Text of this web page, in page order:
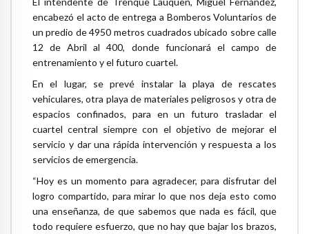
encabezó el acto de entrega a Bomberos Voluntarios de
un predio de 4950 metros cuadrados ubicado sobre calle
12 de Abril al 400, donde funcionará el campo de
entrenamiento y el futuro cuartel.
En el lugar, se prevé instalar la playa de rescates
vehiculares, otra playa de materiales peligrosos y otra de
espacios confinados, para en un futuro trasladar el
cuartel central siempre con el objetivo de mejorar el
servicio y dar una rápida intervención y respuesta a los
servicios de emergencia.
“Hoy es un momento para agradecer, para disfrutar del
logro compartido, para mirar lo que nos deja esto como
una enseñanza, de que sabemos que nada es fácil, que
todo requiere esfuerzo, que no hay que bajar los brazos,